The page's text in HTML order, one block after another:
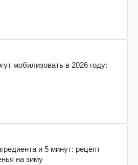
мобилизовать в 2026 году:
и 5 минут: рецепт
на зиму